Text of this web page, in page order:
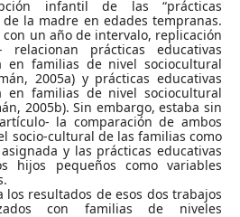
infantil de las “prácticas
la madre en edades tempranas.
un año de intervalo, replicación
prácticas educativas
en familias de nivel sociocultural
2005a) y prácticas educativas
en familias de nivel sociocultural
2005b). Sin embargo, estaba sin
la comparación de ambos
socio-cultural de las familias como
y las prácticas educativas
hijos pequeños como variables
los resultados de esos dos trabajos
con familias de niveles